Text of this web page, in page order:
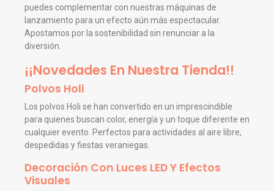
puedes complementar con nuestras máquinas de
lanzamiento para un efecto aún más espectacular.
Apostamos por la sostenibilidad sin renunciar a la
diversión.
¡¡Novedades En Nuestra Tienda!!
Polvos Holi
Los polvos Holi se han convertido en un imprescindible
para quienes buscan color, energía y un toque diferente en
cualquier evento. Perfectos para actividades al aire libre,
despedidas y fiestas veraniegas.
Decoración Con Luces LED Y Efectos
Visuales